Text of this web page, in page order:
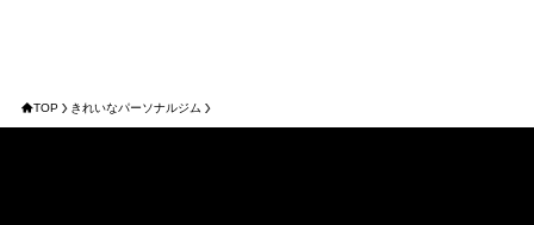
TOP きれいなパーソナルジム